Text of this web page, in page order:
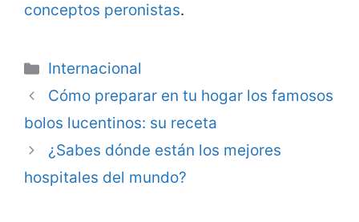
conceptos peronistas.
Categorie
Internacional
Cómo preparar en tu hogar los famosos
bolos lucentinos: su receta
¿Sabes dónde están los mejores
hospitales del mundo?